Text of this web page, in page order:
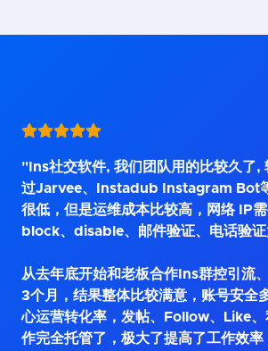
"Ins社交软件, 我们团队用的比较久了,
过Jarvee、Instadub Instagram Bot
很低，但是运维成本比较高，网络 IP
block、disable、邮件验证、电话验证
从去年底开始和老板合作Ins群控引流
3个月，结果整体比较满意，账号安全
心运营转化率，发帖、Follow、Like
作完全托管了，极大了提高了工作效